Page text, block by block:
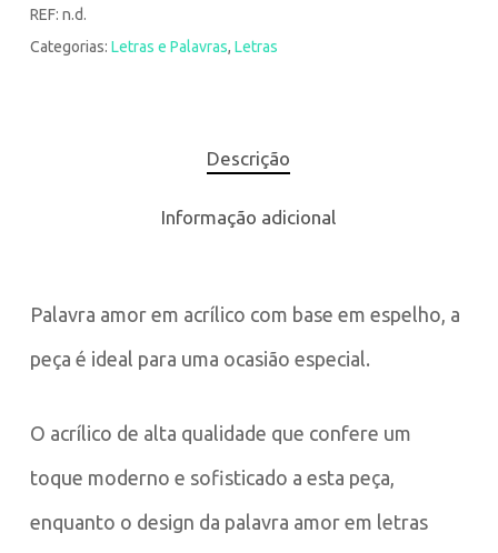
REF: n.d.
Categorias: Letras e Palavras, Letras
Descrição
Informação adicional
Palavra amor em acrílico com base em espelho, a
peça é ideal para uma ocasião especial.
O acrílico de alta qualidade que confere um
toque moderno e sofisticado a esta peça,
enquanto o design da palavra amor em letras